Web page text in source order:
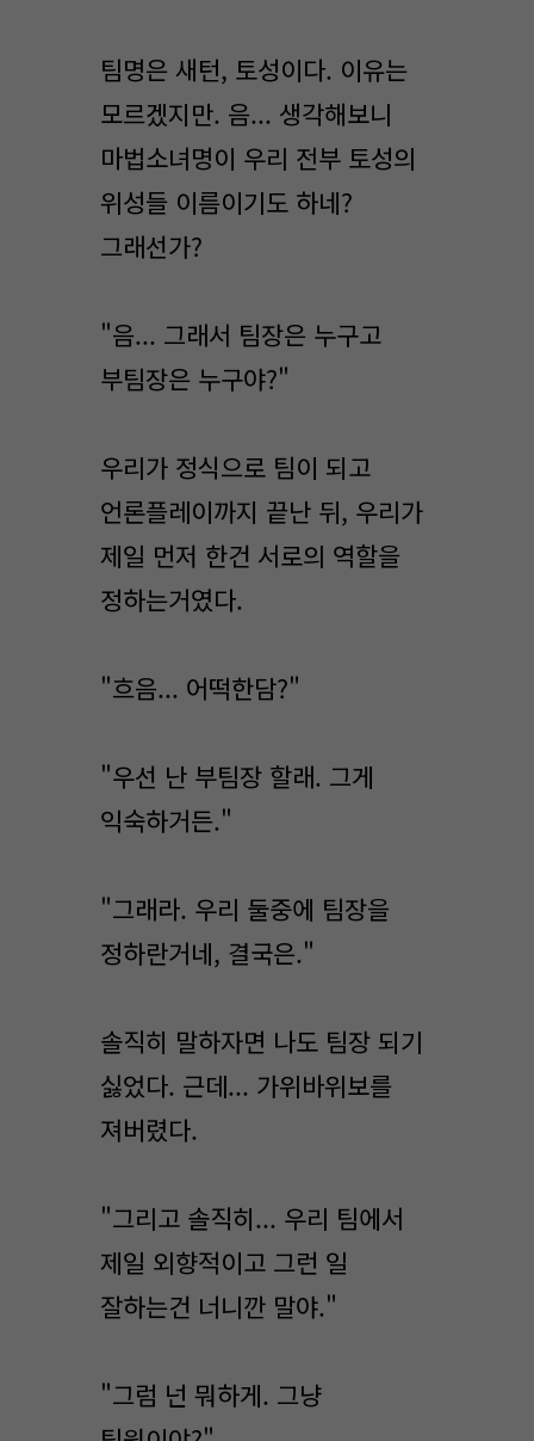
팀명은 새턴, 토성이다. 이유는
모르겠지만. 음... 생각해보니
마법소녀명이 우리 전부 토성의
위성들 이름이기도 하네?
그래선가?
"음... 그래서 팀장은 누구고
부팀장은 누구야?"
우리가 정식으로 팀이 되고
언론플레이까지 끝난 뒤, 우리가
제일 먼저 한건 서로의 역할을
정하는거였다.
"흐음... 어떡한담?"
"우선 난 부팀장 할래. 그게
익숙하거든."
"그래라. 우리 둘중에 팀장을
정하란거네, 결국은."
솔직히 말하자면 나도 팀장 되기
싫었다. 근데... 가위바위보를
져버렸다.
"그리고 솔직히... 우리 팀에서
제일 외향적이고 그런 일
잘하는건 너니깐 말야."
"그럼 넌 뭐하게. 그냥